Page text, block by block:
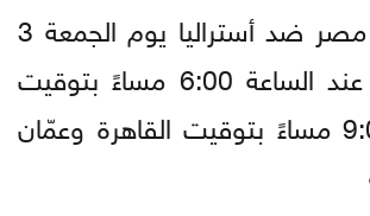
تنطلق مباراة مصر ضد أستراليا يوم الجمعة 3
يوليو 2026، عند الساعة 6:00 مساءً بتوقيت
غرينتش، و9:00 مساءً بتوقيت القاهرة وعمّان